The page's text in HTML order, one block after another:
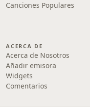
Canciones Populares
ACERCA DE
Acerca de Nosotros
Añadir emisora
Widgets
Comentarios